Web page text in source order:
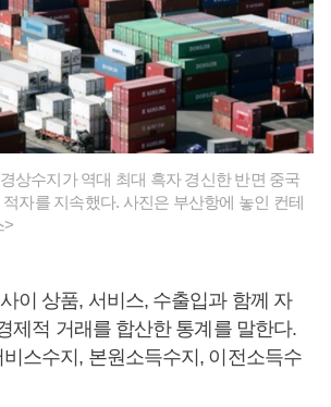
상수지가 역대 최대 흑자 경신한 반면 중국
자를 지속했다. 사진은 부산항에 놓인 컨테
>
이 상품, 서비스, 수출입과 함께 자
제적 거래를 합산한 통계를 말한다.
스수지, 본원소득수지, 이전소득수